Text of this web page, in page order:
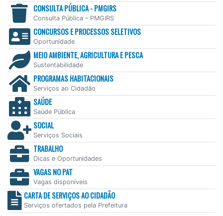
CONSULTA PÚBLICA - PMGIRS
Consulta Pública – PMGIRS
CONCURSOS E PROCESSOS SELETIVOS
Oportunidade
MEIO AMBIENTE, AGRICULTURA E PESCA
Sustentabilidade
PROGRAMAS HABITACIONAIS
Serviços ao Cidadão
SAÚDE
Saúde Pública
SOCIAL
Serviços Sociais
TRABALHO
Dicas e Oportunidades
VAGAS NO PAT
Vagas disponíveis
CARTA DE SERVIÇOS AO CIDADÃO
Serviços ofertados pela Prefeitura